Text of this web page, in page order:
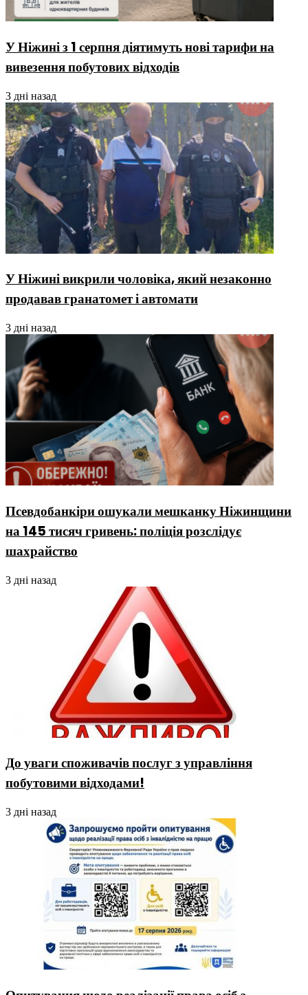
У Ніжині з 1 серпня діятимуть нові тарифи на
вивезення побутових відходів
3 дні назад
У Ніжині викрили чоловіка, який незаконно
продавав гранатомет і автомати
3 дні назад
Псевдобанкіри ошукали мешканку Ніжинщини
на 145 тисяч гривень: поліція розслідує
шахрайство
3 дні назад
До уваги споживачів послуг з управління
побутовими відходами!
3 дні назад